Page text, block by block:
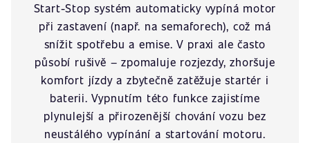
Start-Stop systém automaticky vypíná motor
při zastavení (např. na semaforech), což má
snížit spotřebu a emise. V praxi ale často
působí rušivě – zpomaluje rozjezdy, zhoršuje
komfort jízdy a zbytečně zatěžuje startér i
baterii. Vypnutím této funkce zajistíme
plynulejší a přirozenější chování vozu bez
neustálého vypínání a startování motoru.